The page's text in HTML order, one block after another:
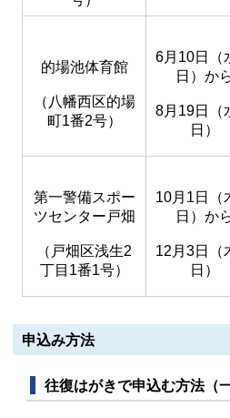
的場池体育館
（八幡西区的場
町1番2号）
6月10日（
日）か
8月19日（
日）
第一警備スポー
ツセンター戸畑
（戸畑区浅生2
丁目1番1号）
10月1日（
日）か
12月3日（
日）
申込み方法
往復はがきで申込む方法（